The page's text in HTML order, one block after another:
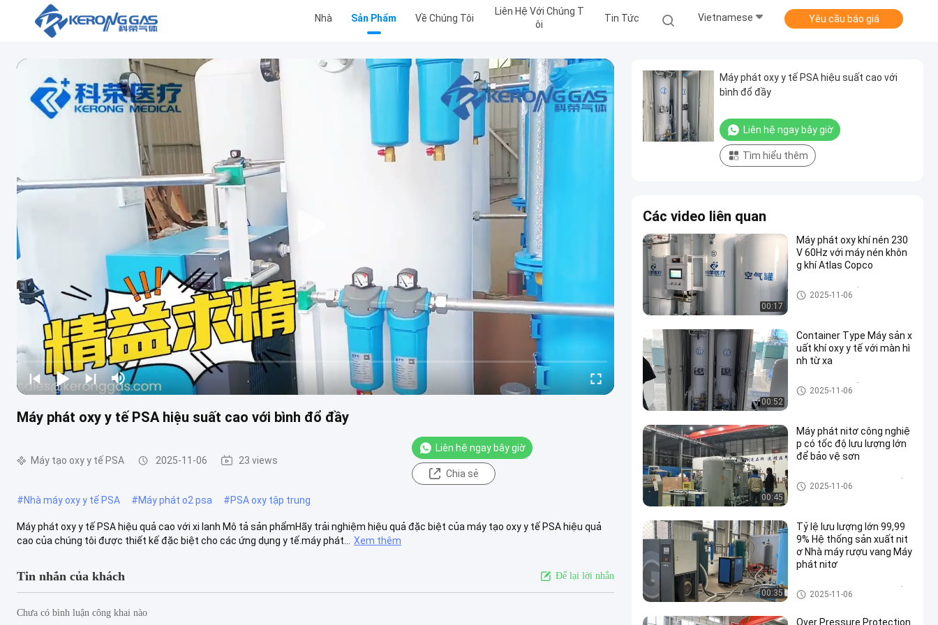
Nhà Sản Phẩm Về Chúng Tôi
Liên Hệ Với Chúng T
Ôi
Tin Tức Vietnamese Yêu cầu báo giá
Máy phát oxy y tế PSA hiệu suất cao với bình đổ đầy
Máy tạo oxy y tế PSA 2025-11-06 23 views
Liên hệ ngay bây giờ
Chia sẻ
#Nhà máy oxy y tế PSA #Máy phát o2 psa #PSA oxy tập trung
Máy phát oxy y tế PSA hiệu quả cao với xi lanh Mô tả sản phẩmHãy trải nghiệm hiệu quả đặc biệt của máy tạo oxy y tế PSA hiệu quả
cao của chúng tôi được thiết kế đặc biệt cho các ứng dụng y tế.máy phát...
Xem thêm
Tin nhắn của khách Để lại lời nhắn
Chưa có bình luận công khai nào
Máy phát oxy y tế PSA hiệu suất cao với
bình đổ đầy
Liên hệ ngay bây giờ
Tìm hiểu thêm
Các video liên quan
00:17
Máy phát oxy khí nén 230
V 60Hz với máy nén khôn
g khí Atlas Copco
Máy tạo oxy y tế PSA
2025-11-06
00:52
Container Type Máy sản x
uất khí oxy y tế với màn hì
nh từ xa
Máy tạo oxy y tế PSA
2025-11-06
00:45
Máy phát nitơ công nghiệ
p có tốc độ lưu lượng lớn
để bảo vệ sơn
Máy tạo nitơ có độ tinh khiết c
ao
2025-11-06
00:35
Tỷ lệ lưu lượng lớn 99,99
9% Hệ thống sản xuất nit
ơ Nhà máy rượu vang Máy
phát nitơ
Máy tạo nitơ có độ tinh khiết c
ao
2025-11-06
Over Pressure Protection